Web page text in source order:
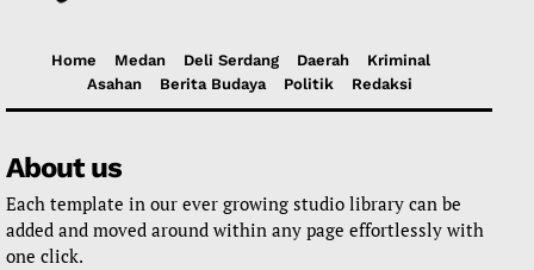
Home Medan Deli Serdang Daerah
Kriminal
Asahan
Berita Budaya Politik Redaksi
About us
Each template in our ever growing studio library can be
added and moved around within any page effortlessly with
one click.